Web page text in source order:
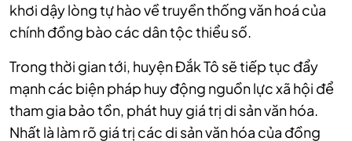
khơi dậy lòng tự hào về truyền thống văn hoá của
chính đồng bào các dân tộc thiểu số.
Trong thời gian tới, huyện Đắk Tô sẽ tiếp tục đẩy
mạnh các biện pháp huy động nguồn lực xã hội để
tham gia bảo tồn, phát huy giá trị di sản văn hóa.
Nhất là làm rõ giá trị các di sản văn hóa của đồng